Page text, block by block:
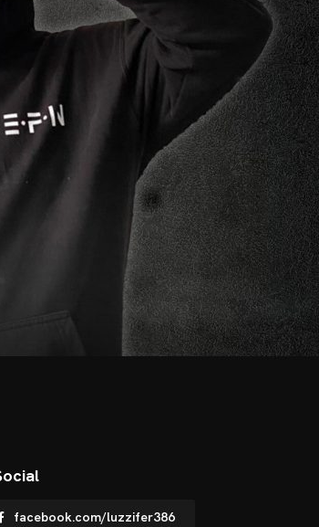
facebook.com/luzzifer386